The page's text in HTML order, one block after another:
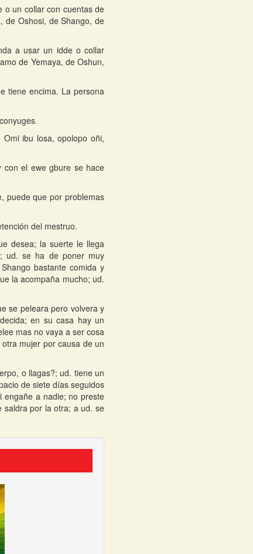
o un collar con cuentas de
de Oshosi, de Shango, de
a usar un idde o collar
de Yemaya, de Oshun,
tiene encima. La persona
ibu losa, opolopo oñi,
con el ewe gbure se hace
puede que por problemas
del mestruo.
desea; la suerte le llega
ud. se ha de poner muy
bastante comida y
la acompaña mucho; ud.
se peleara pero volvera y
en su casa hay un
mas no vaya a ser cosa
mujer por causa de un
o llagas?; ud. tiene un
de siete días seguidos
engañe a nadie; no preste
saldra por la otra; a ud. se